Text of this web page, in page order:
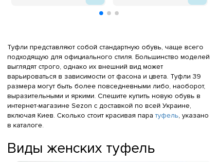
Туфли представляют собой стандартную обувь, чаще всего
подходящую для официального стиля. Большинство моделей
выглядят строго, однако их внешний вид может
варьироваться в зависимости от фасона и цвета. Туфли 39
размера могут быть более повседневными либо, наоборот,
выразительными и яркими. Спешите купить новую обувь в
интернет-магазине Sezon с доставкой по всей Украине,
включая Киев. Сколько стоит красивая пара туфель, указано
в каталоге.
Виды женских туфель